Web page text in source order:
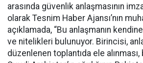
arasında güvenlik anlaşmasının
olarak Tesnim Haber Ajansı’nın
açıklamada, “Bu anlaşmanın
ve nitelikleri bulunuyor. Birincisi,
düzenlenen toplantıda ele